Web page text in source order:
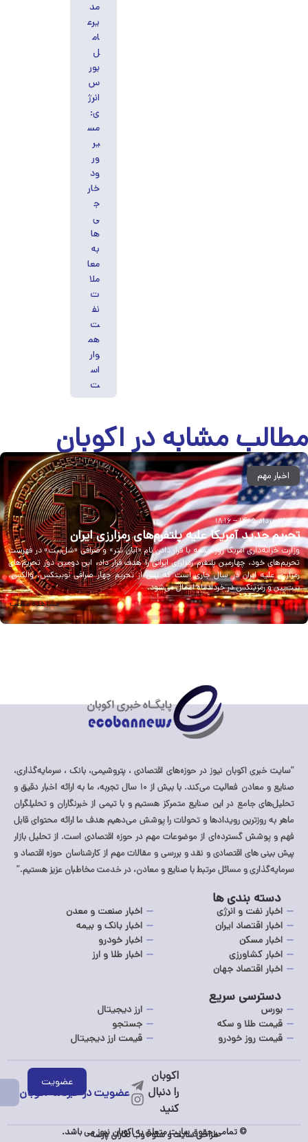
مد
یرع
بور
س
انرژ
ی:
مس
یر
ور
ود
خار
ها
معا
ملا
ت
ت
هم
وار
اس
ت
مشابهدر اکوبان
اخبار مهم
شنبه ۱۷ مرداد ۱۴۰۵ – ۱۸:۱۶
تحریم جدید آمریکا علیه پلتفرم‌های رمزارزی ایران
وزارت خزانه‌داری آمریکا روز جمعه با قرار دادن نام «آبان تتر» و صرافی «شل‌بیت» در فهرست
تحریم‌های خود، چهارمین پلتفرم رمزارزی ایرانی را هدف قرار داد. این دومین دور تحریم‌های
رمزارزی علیه ایران در سال جاری است که پس از تحریم چهار صرافی نوبیتکس، والکس،
بیت‌پین و رمزینکس در خردادماه اعمال می‌شود.
مشاهده مطلب
دسته بندی ها
اخبار نفت و انرژی
اخبار صنعت و معدن
اخبار اقتصاد ایران
اخبار بانک و بیمه
اخبار مسکن
اخبار خودرو
اخبار کشاورزی
اخبار طلا و ارز
اخبار اقتصاد جهان
“سایت خبری اکوبان نیوز در حوزه‌های اقتصادی ، پتروشیمی، بانک ، سرمایه‌گذاری،
صنایع و معادن فعالیت می‌کند. با بیش از ۱۰ سال تجربه، ما به ارائه اخبار دقیق و
تحلیل‌های جامع در این صنایع متمرکز هستیم و با تیمی از خبرنگاران و تحلیلگران
ماهر به روزترین رویدادها و تحولات را پوشش می‌دهیم هدف ما ارائه محتوای قابل
فهم و پوشش گسترده‌ای از موضوعات مهم در حوزه اقتصادی است. از تحلیل بازار
پیش بینی های اقتصادی و نقد و بررسی و مقالات مهم از کارشناسان حوزه اقتصاد و
سرمایه‌گذاری و مسائل مرتبط با صنایع و معادن، در خدمت مخاطبان عزیز هستیم.”
دسترسی سریع
بورس
ارز دیجیتال
قیمت طلا و سکه
جستجو
قیمت روز خودرو
قیمت ارز دیجیتال
عضویت در خبرنامه اکوبان
© تمامی حقوق سایت متعلق به اکوبان نیوز می باشد.
طراحی سایتوسئو:وب نگاران پارسه